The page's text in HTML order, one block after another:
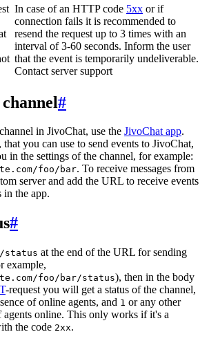
In case of an HTTP code 5xx or if
connection fails it is recommended to
resend the request up to 3 times with an
interval of 3-60 seconds. Inform the user
that the event is temporarily undeliverable.
Contact server support
#
in JivoChat, use the JivoChat app.
, that you can use to send events to JivoChat,
in the settings of the channel, for example:
foo/bar. To receive messages from
server and add the URL to receive events
in the app.
#
/status at the end of the URL for sending
example,
foo/bar/status), then in the body
-request you will get a status of the channel,
of online agents, and 1 or any other
agents online. This only works if it's a
the code 2xx.